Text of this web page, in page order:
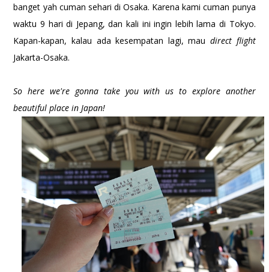
banget yah cuman sehari di Osaka. Karena kami cuman punya
waktu 9 hari di Jepang, dan kali ini ingin lebih lama di Tokyo.
Kapan-kapan, kalau ada kesempatan lagi, mau direct flight
Jakarta-Osaka.
So here we're gonna take you with us to explore another
beautiful place in Japan!